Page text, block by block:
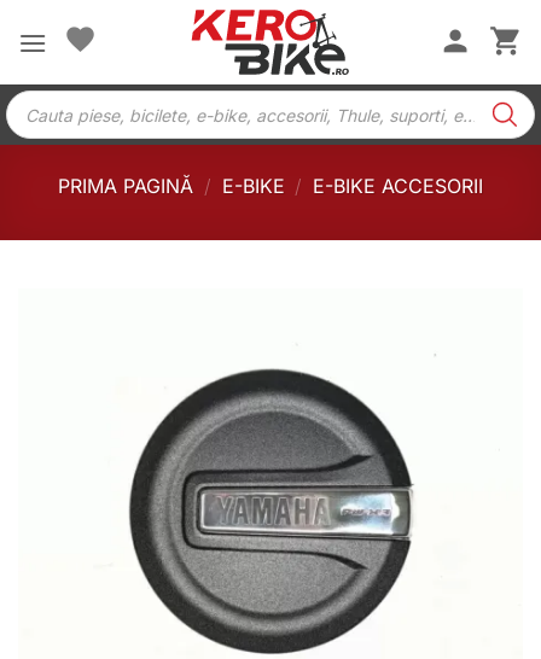
Products
search
PRIMA PAGINĂ / E-BIKE / E-BIKE ACCESORII